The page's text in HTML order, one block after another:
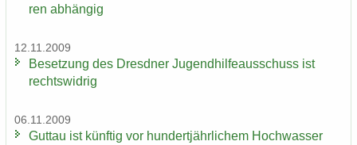
ren ab­hän­gig
12.11.2009
Be­set­zung des Dresd­ner Ju­gend­hil­fe­aus­schuss ist
rechts­wid­rig
06.11.2009
Gut­tau ist künf­tig vor hun­dert­jähr­li­chem Hoch­was­ser